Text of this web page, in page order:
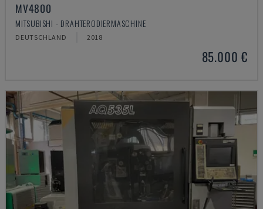
MV4800
MITSUBISHI - DRAHTERODIERMASCHINE
DEUTSCHLAND 2018
85.000 €